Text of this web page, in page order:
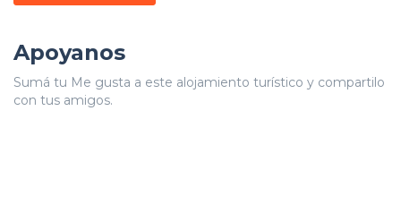
Apoyanos
Sumá tu Me gusta a este alojamiento turístico y compartilo
con tus amigos.